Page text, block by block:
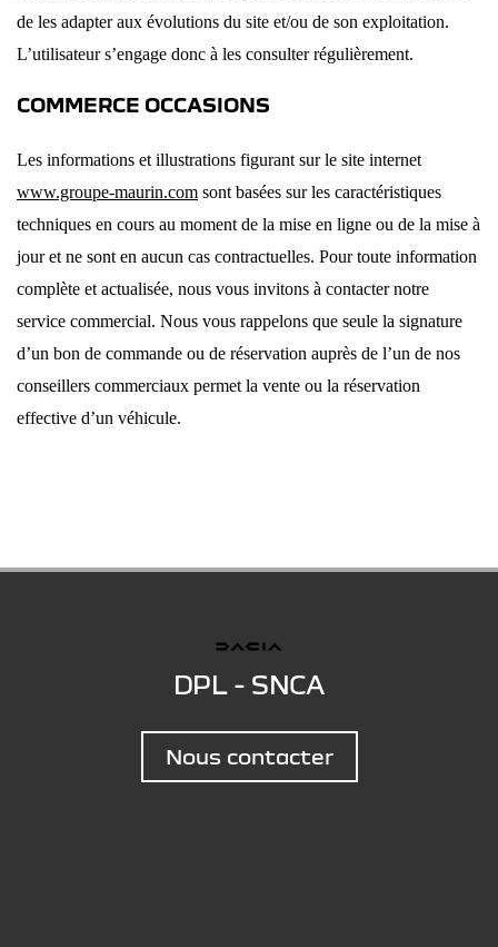
de les adapter aux évolutions du site et/ou de son exploitation.
L’utilisateur s’engage donc à les consulter régulièrement.
COMMERCE OCCASIONS
Les informations et illustrations figurant sur le site internet
www.groupe-maurin.com sont basées sur les caractéristiques
techniques en cours au moment de la mise en ligne ou de la mise à
jour et ne sont en aucun cas contractuelles. Pour toute information
complète et actualisée, nous vous invitons à contacter notre
service commercial. Nous vous rappelons que seule la signature
d’un bon de commande ou de réservation auprès de l’un de nos
conseillers commerciaux permet la vente ou la réservation
effective d’un véhicule.
DPL - SNCA
Nous contacter